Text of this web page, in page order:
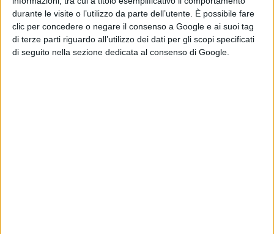
durante le visite o l’utilizzo da parte dell’utente. È possibile fare
clic per concedere o negare il consenso a Google e ai suoi tag
di terze parti riguardo all’utilizzo dei dati per gli scopi specificati
di seguito nella sezione dedicata al consenso di Google.
di La Redazione
Serpenti: il trailer
e il poster
anticipano il film
con Leonardo Lidi